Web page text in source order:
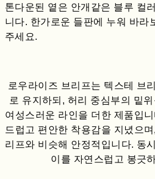
톤다운된 옅은 안개같은 블루 컬
니다. 한가로운 들판에 누워 바라
주세요.
로우라이즈 브리프는 텍스테 브
로 유지하되, 허리 중심부의 밑
여성스러운 라인을 더한 제품입
드럽고 편안한 착용감을 지녔으
리프와 비슷해 안정적입니다. 동
이를 자연스럽고 봉긋